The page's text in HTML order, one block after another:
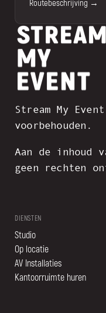
Routebeschrijving →
Stream My
voorbehouden.
Aan de inhoud
geen rechten
DIENSTEN
Studio
Op locatie
AV Installaties
Kantoorruimte huren